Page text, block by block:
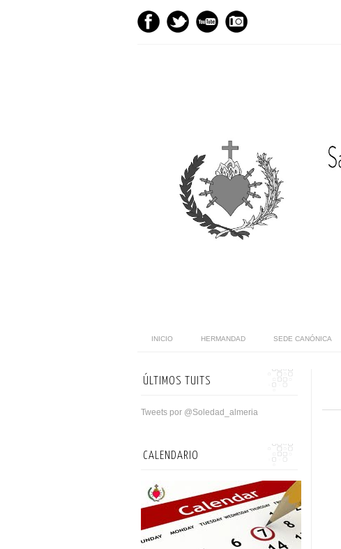
INICIO HERMANDAD SEDE CANÓNICA
ÚLTIMOS TUITS
Tweets por @Soledad_almeria
CALENDARIO